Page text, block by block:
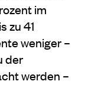
im
zu 41
weniger –
der
werden –